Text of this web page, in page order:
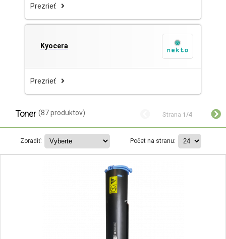
Prezrieť
Kyocera
Prezrieť
Toner (87 produktov) Strana 1/4
Zoradiť: Počet na stranu: